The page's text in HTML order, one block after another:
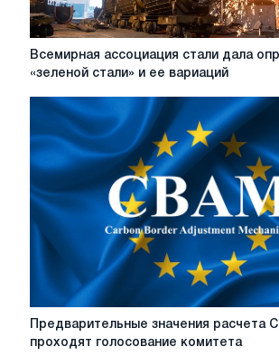
Всемирная
ассоциация
дала
определения
«зеленой
стали»
ее
вариаций
Всемирная ассоциация стали дала
«зеленой стали» и ее вариаций
Предварительные
значения
Предварительные значения расчета
проходят голосование комитета